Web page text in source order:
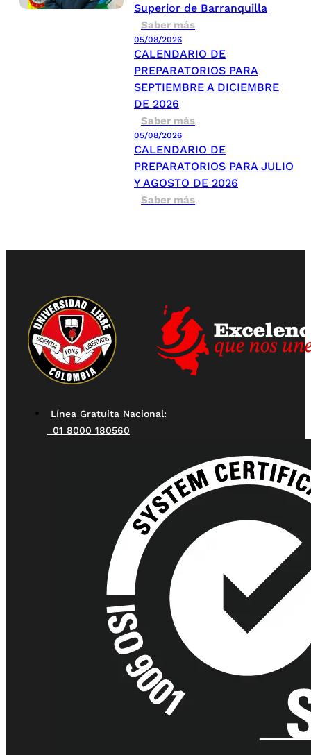
Superior de Barranquilla
Saber más
05/08/2026
CALENDARIO DE
PREPARATORIOS PARA
SEPTIEMBRE A DICIEMBRE
DE 2026
Saber más
05/08/2026
CALENDARIO DE
PREPARATORIOS PARA JULIO
Y AGOSTO DE 2026
Saber más
Línea Gratuita Nacional:
01 8000 180560